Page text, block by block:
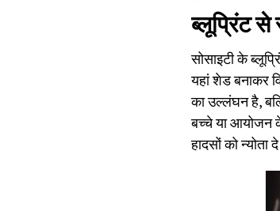
ब्लूप्रिंट से
सोसाइटी के
यहां शेड बनाकर
का उल्लंघन है,
बच्चे या आयोजन के
हादसों को न्योता